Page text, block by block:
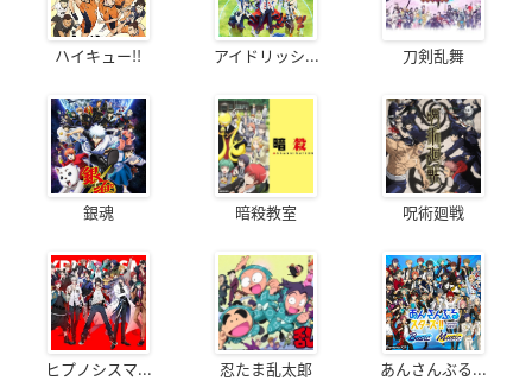
ハイキュー!! アイドリッシ... 刀剣乱舞
銀魂 暗殺教室 呪術廻戦
ヒプノシスマ... 忍たま乱太郎 あんさんぶる...